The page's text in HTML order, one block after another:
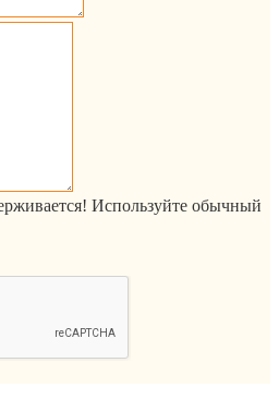
Используйте обычный